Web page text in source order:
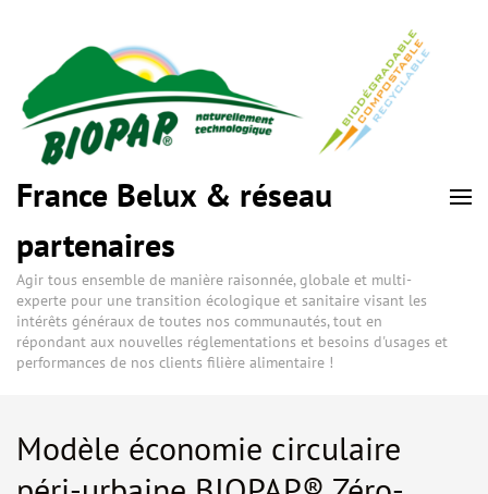
France Belux & réseau
partenaires
Agir tous ensemble de manière raisonnée, globale et multi-
experte pour une transition écologique et sanitaire visant les
intérêts généraux de toutes nos communautés, tout en
répondant aux nouvelles réglementations et besoins d'usages et
performances de nos clients filière alimentaire !
Modèle économie circulaire